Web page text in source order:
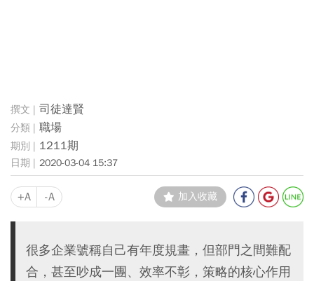
司徒達賢
職場
1211期
2020-03-04 15:37
+A -A 加入收藏
很多企業號稱自己有年度規畫，但部門之間難配
合，甚至吵成一團、效率不彰，策略的核心作用